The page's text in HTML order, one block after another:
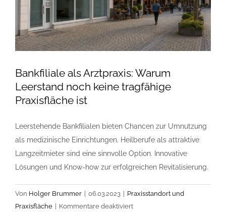
Bankfiliale als Arztpraxis: Warum
Leerstand noch keine tragfähige
Praxisfläche ist
Leerstehende Bankfilialen bieten Chancen zur Umnutzung
als medizinische Einrichtungen. Heilberufe als attraktive
Langzeitmieter sind eine sinnvolle Option. Innovative
Lösungen und Know-how zur erfolgreichen Revitalisierung.
Von Holger Brummer | 06.03.2023 | Praxisstandort und
Praxisfläche | Kommentare deaktiviertfür